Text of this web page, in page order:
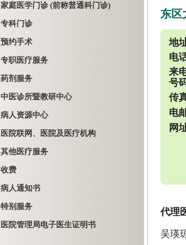
家庭医学门诊 (前称普通科门诊)
专科门诊
预约手术
专职医疗服务
药剂服务
中医诊所暨教研中心
病人资源中心
医院联网、医院及医疗机构
其他医疗服务
收费
病人通知书
特别服务
医院管理局电子医生证明书